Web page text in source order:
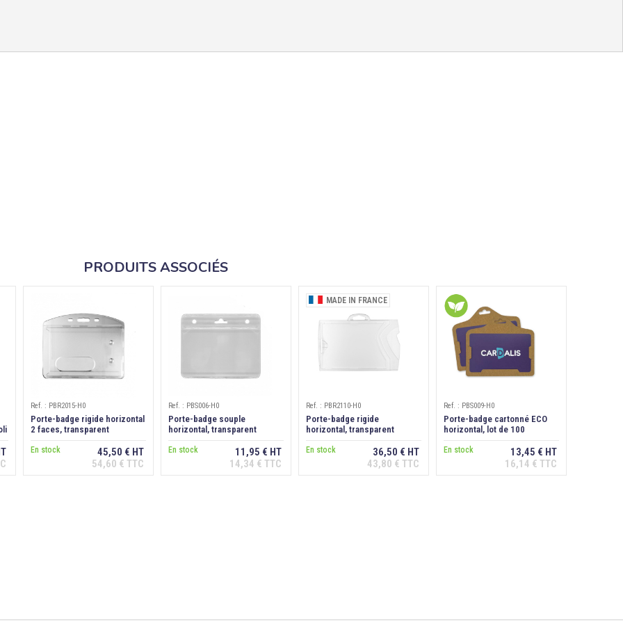
PRODUITS ASSOCIÉS
Ref. : PBR2015-H0
Porte-badge rigide horizontal
2 faces, transparent
En stock
45,50 € HT
54,60 € TTC
Ajouter au
Ref. : PBS006-H0
Porte-badge souple
horizontal, transparent
En stock
11,95 € HT
14,34 € TTC
Ajouter au
MADE IN FRANCE
Ref. : PBR2110-H0
Porte-badge rigide
horizontal, transparent
En stock
36,50 € HT
43,80 € TTC
Ajouter au
Ref. : PBS009-H0
Porte-badge cartonné ECO
horizontal, lot de 100
En stock
13,45 € HT
16,14 € TTC
Ajouter au